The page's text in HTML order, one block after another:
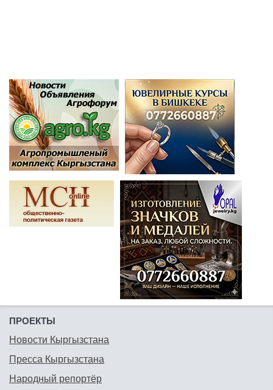
ПРОЕКТЫ
Новости Кыргызстана
Пресса Кыргызстана
Народный репортёр